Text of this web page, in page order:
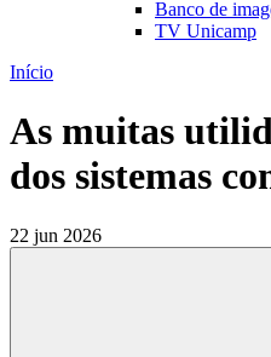
Banco de
TV Unicamp
Início
As muitas
dos sistemas
22 jun 2026